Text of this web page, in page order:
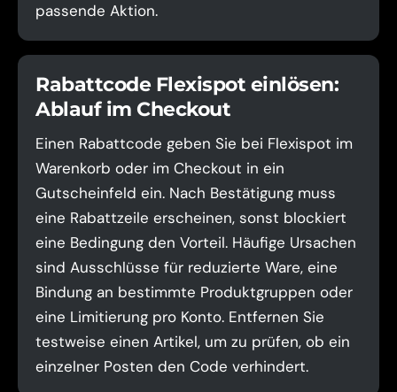
passende Aktion.
Rabattcode Flexispot einlösen:
Ablauf im Checkout
Einen Rabattcode geben Sie bei Flexispot im
Warenkorb oder im Checkout in ein
Gutscheinfeld ein. Nach Bestätigung muss
eine Rabattzeile erscheinen, sonst blockiert
eine Bedingung den Vorteil. Häufige Ursachen
sind Ausschlüsse für reduzierte Ware, eine
Bindung an bestimmte Produktgruppen oder
eine Limitierung pro Konto. Entfernen Sie
testweise einen Artikel, um zu prüfen, ob ein
einzelner Posten den Code verhindert.